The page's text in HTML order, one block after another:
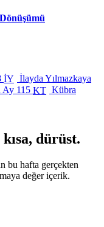
İY İlayda Yılmazkaya
Ay 115 KT Kübra
dürüst.
bu hafta gerçekten
değer içerik.